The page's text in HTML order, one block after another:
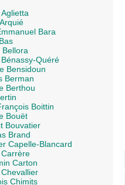
Bara
Bellora
Quéré
Bensidoun
Berman
Berthou
Boittin
Bouët
Bouvatier
Brand
Capelle-Blancard
Carton
Chimits